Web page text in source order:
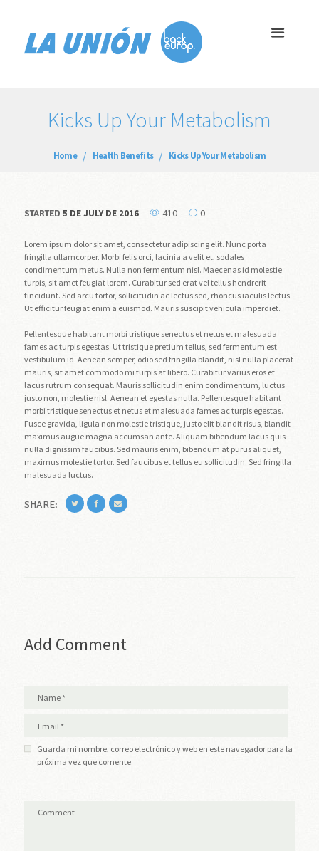
Kicks Up Your Metabolism
Home Health Benefits Kicks Up Your Metabolism
STARTED 5 DE JULY DE 2016 410 0
Lorem ipsum dolor sit amet, consectetur adipiscing elit. Nunc porta
fringilla ullamcorper. Morbi felis orci, lacinia a velit et, sodales
condimentum metus. Nulla non fermentum nisl. Maecenas id molestie
turpis, sit amet feugiat lorem. Curabitur sed erat vel tellus hendrerit
tincidunt. Sed arcu tortor, sollicitudin ac lectus sed, rhoncus iaculis lectus.
Ut efficitur feugiat enim a euismod. Mauris suscipit vehicula imperdiet.
Pellentesque habitant morbi tristique senectus et netus et malesuada
fames ac turpis egestas. Ut tristique pretium tellus, sed fermentum est
vestibulum id. Aenean semper, odio sed fringilla blandit, nisl nulla placerat
mauris, sit amet commodo mi turpis at libero. Curabitur varius eros et
lacus rutrum consequat. Mauris sollicitudin enim condimentum, luctus
justo non, molestie nisl. Aenean et egestas nulla. Pellentesque habitant
morbi tristique senectus et netus et malesuada fames ac turpis egestas.
Fusce gravida, ligula non molestie tristique, justo elit blandit risus, blandit
maximus augue magna accumsan ante. Aliquam bibendum lacus quis
nulla dignissim faucibus. Sed mauris enim, bibendum at purus aliquet,
maximus molestie tortor. Sed faucibus et tellus eu sollicitudin. Sed fringilla
malesuada luctus.
SHARE:
Add Comment
Guarda mi nombre, correo electrónico y web en este navegador para la
próxima vez que comente.